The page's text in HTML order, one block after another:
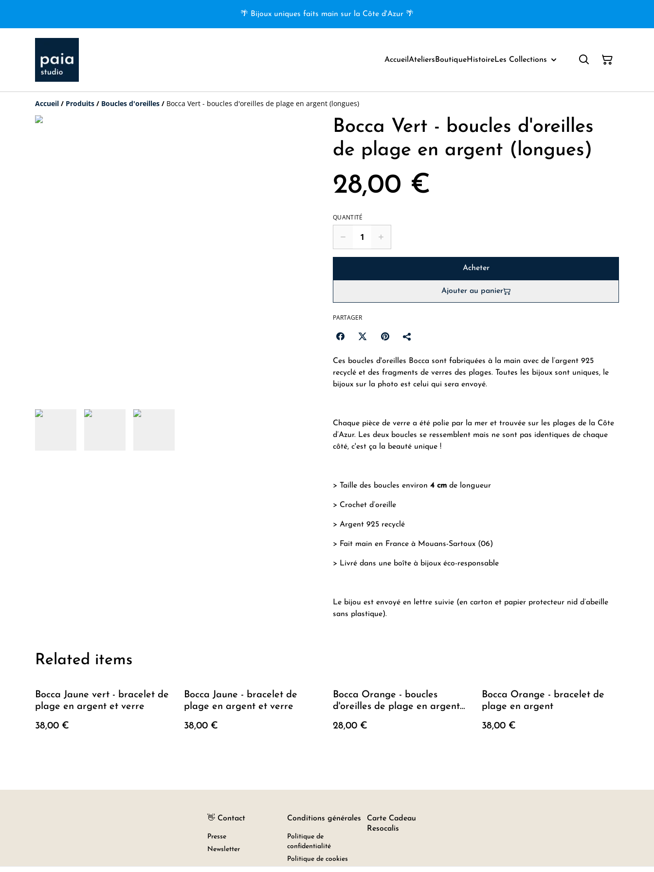
🌴 Bijoux uniques faits main sur la Côte d'Azur 🌴
Accueil Ateliers BoutiqueHistoireLes Collections
Accueil / Produits / Boucles d'oreilles / Bocca Vert - boucles d'oreilles de plage en argent (longues)
Bocca Vert - boucles d'oreilles
de plage en argent (longues)
28,00 €
QUANTITÉ
Acheter
Ajouter au panier
PARTAGER
Ces boucles d'oreilles Bocca sont fabriquées à la main avec de l’argent 925
recyclé et des fragments de verres des plages. Toutes les bijoux sont uniques, le
bijoux sur la photo est celui qui sera envoyé.
Chaque pièce de verre a été polie par la mer et trouvée sur les plages de la Côte
d’Azur. Les deux boucles se ressemblent mais ne sont pas identiques de chaque
côté, c'est ça la beauté unique !
> Taille des boucles environ 4 cm de longueur
> Crochet d’oreille
> Argent 925 recyclé
> Fait main en France à Mouans-Sartoux (06)
> Livré dans une boîte à bijoux éco-responsable
Le bijou est envoyé en lettre suivie (en carton et papier protecteur nid d’abeille
sans plastique).
Related items
Bocca Jaune vert - bracelet de
plage en argent et verre
38,00 €
Bocca Jaune - bracelet de
plage en argent et verre
38,00 €
Bocca Orange - boucles
d'oreilles de plage en argent
28,00 €
Bocca Orange - bracelet de
plage en argent
38,00 €
👋 Contact
Presse
Newsletter
Conditions générales
Politique de
confidentialité
Politique de cookies
Carte Cadeau
Resocalis